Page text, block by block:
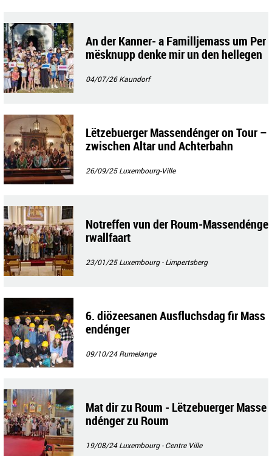
An der Kanner- a Familljemass um Per
mësknupp denke mir un den hellegen
04/07/26Kaundorf
Lëtzebuerger Massendénger on Tour –
zwischen Altar und Achterbahn
26/09/25Luxembourg-Ville
Notreffen vun der Roum-Massendénge
rwallfaart
23/01/25Luxembourg - Limpertsberg
6. diözeesanen Ausfluchsdag fir Mass
endénger
09/10/24Rumelange
Mat dir zu Roum - Lëtzebuerger Masse
ndénger zu Roum
19/08/24Luxembourg - Centre Ville